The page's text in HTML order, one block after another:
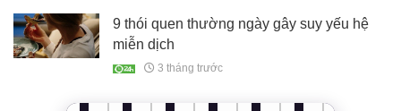
9 thói quen thường ngày gây suy yếu hệ
miễn dịch
3 tháng trước